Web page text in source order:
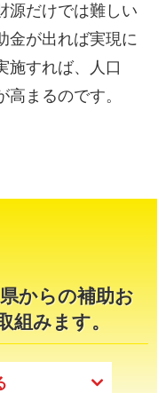
源だけでは難しい
金が出れば実現に
施すれば、人口
まるのです。
からの補助お
組みます。